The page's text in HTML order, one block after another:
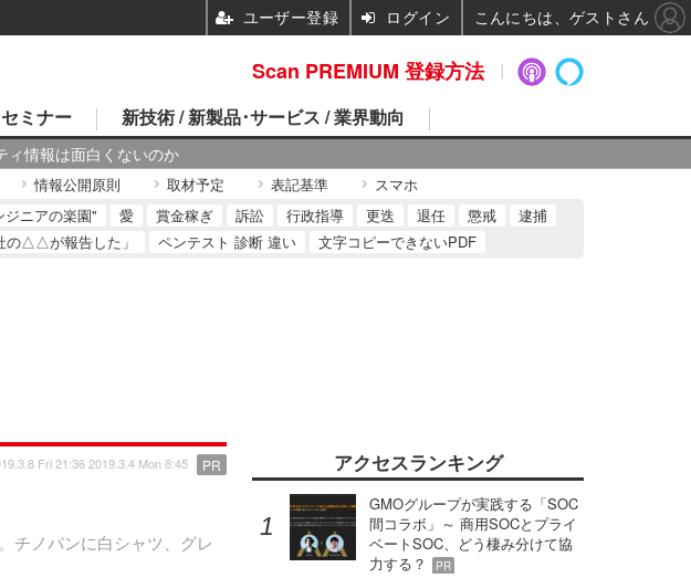
ィ情報は面白くないのか
ミナー 新技術 / 新製品･サービス / 業界動向
情報公開原則 取材予定 表記基準 スマホ
ジニアの楽園" 愛 賞金稼ぎ 訴訟 行政指導 更迭 退任 懲戒
逮捕
の△△が報告した」
ペンテスト 診断 違い 文字コピーできないPDF
チノパンに白シャツ、グレ
Fri 21:36 2019.3.4 Mon 8:45 PR アクセスランキング
GMOグループが実践する「SOC
間コラボ」～ 商用SOCとプライ
ベートSOC、どう棲み分けて協
力する？
PR
Scan PREMIUM 登録方法
ユーザー登録 ログイン こんにちは、ゲストさん